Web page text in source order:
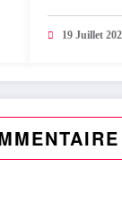
Assurances
Pensée,
Modeste
19 Juillet